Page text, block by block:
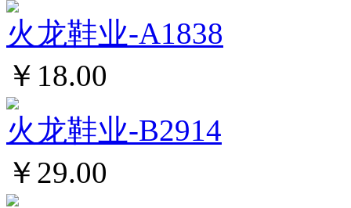
火龙鞋业-A1838
￥18.00
火龙鞋业-B2914
￥29.00